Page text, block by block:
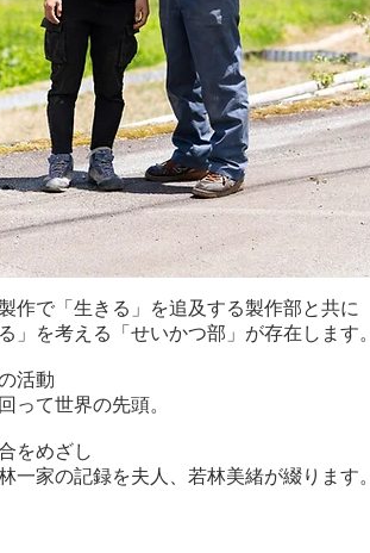
作で「生きる」を追及する製作部と共に
」を考える「せいかつ部」が存在します。
活動
って世界の先頭。
をめざし
一家の記録を夫人、若林美緒が綴ります。